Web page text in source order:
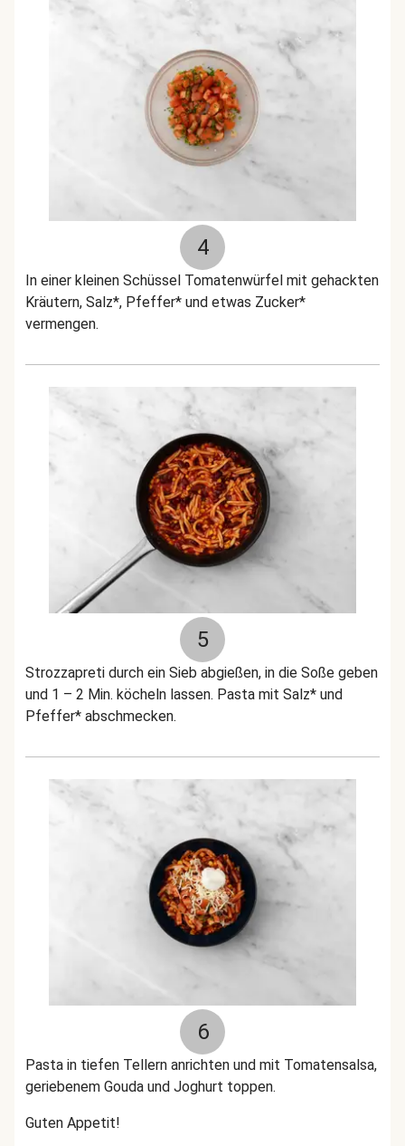
4
In einer kleinen Schüssel Tomatenwürfel mit gehackten
Kräutern, Salz*, Pfeffer* und etwas Zucker*
vermengen.
5
Strozzapreti durch ein Sieb abgießen, in die Soße geben
und 1 – 2 Min. köcheln lassen. Pasta mit Salz* und
Pfeffer* abschmecken.
6
Pasta in tiefen Tellern anrichten und mit Tomatensalsa,
geriebenem Gouda und Joghurt toppen.
Guten Appetit!